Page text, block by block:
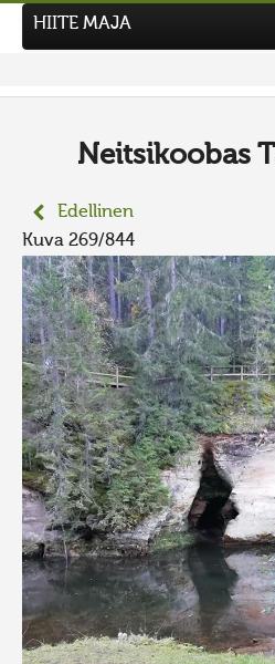
UUSI KUVAKILPAILU
AIEMMAT KILPAILUT
HIITE MAJA
Neitsikoobas
Edellinen
Kuva 269/844